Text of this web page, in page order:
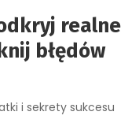
realne
błędów
i sekrety sukcesu